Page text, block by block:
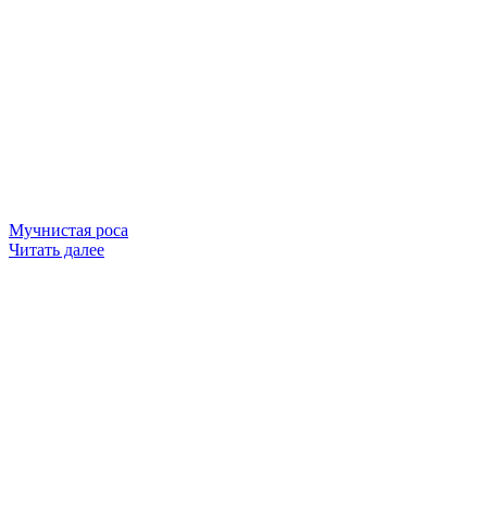
Мучнистая роса
Читать далее